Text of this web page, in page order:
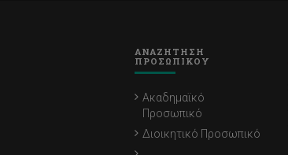
ΑΝΑΖΗΤΗΣΗ
ΠΡΟΣΩΠΙΚΟΥ
Ακαδημαϊκό
Προσωπικό
Διοικητικό Προσωπικό